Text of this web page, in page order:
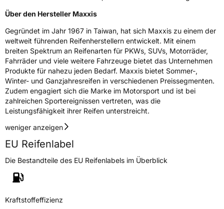
Rollgeräusch (Klasse)B
Rollgeräusch (dB) 71
FahrzeugklasseC1
3PMSF / Schneeflockensymbol / Alpine-SymbolNein
EisgripNein
EPREL ID466370
Allgemeine Produktsicherheit (GPSR)
Maxxis Tech Center Europe B.V.,
Neutronenlaan 7 5405NG Uden Noord
Über den Hersteller Maxxis
Gegründet im Jahr 1967 in Taiwan, hat sich Maxxis zu einem der
weltweit führenden Reifenherstellern entwickelt. Mit einem
breiten Spektrum an Reifenarten für PKWs, SUVs, Motorräder,
Fahrräder und viele weitere Fahrzeuge bietet das Unternehmen
Produkte für nahezu jeden Bedarf. Maxxis bietet Sommer-,
Winter- und Ganzjahresreifen in verschiedenen Preissegmenten.
Zudem engagiert sich die Marke im Motorsport und ist bei
zahlreichen Sportereignissen vertreten, was die
Leistungsfähigkeit ihrer Reifen unterstreicht.
weniger anzeigen
EU Reifenlabel
Die Bestandteile des EU Reifenlabels im Überblick
Kraftstoffeffizienz